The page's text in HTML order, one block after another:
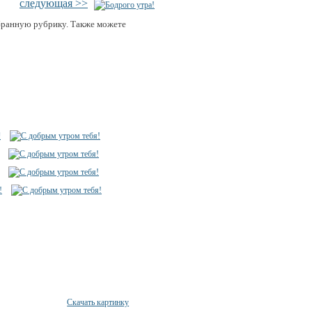
следующая >>
рубрику. Также можете
Скачать картинку